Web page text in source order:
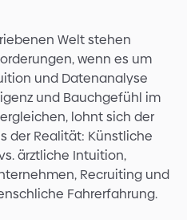
Welt stehen
wenn es um
und Datenanalyse
und Bauchgefühl im
lohnt sich der
der Realität: Künstliche
ärztliche Intuition,
Recruiting und
Fahrerfahrung.